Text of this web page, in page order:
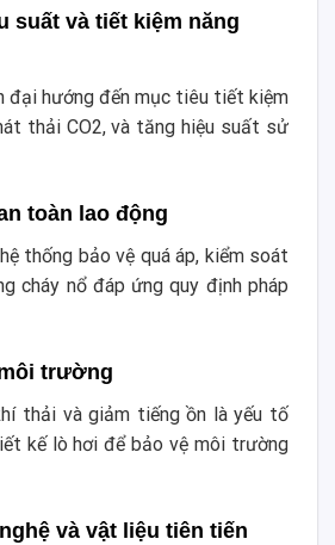
suất và tiết kiệm năng
đại hướng đến mục tiêu tiết kiệm
thải CO2, và tăng hiệu suất sử
toàn lao động
thống bảo vệ quá áp, kiểm soát
cháy nổ đáp ứng quy định pháp
trường
thải và giảm tiếng ồn là yếu tố
kế lò hơi để bảo vệ môi trường
và vật liệu tiên tiến